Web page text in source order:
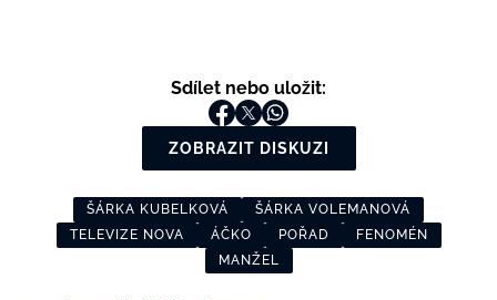
Sdílet nebo uložit:
ZOBRAZIT DISKUZI
ŠÁRKA KUBELKOVÁ
ŠÁRKA VOLEMANOVÁ
TELEVIZE NOVA
ÁČKO POŘAD
FENOMÉN
MANŽEL